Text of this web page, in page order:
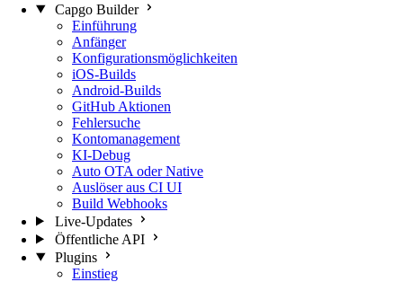
Capgo Builder
Einführung
Anfänger
Konfigurationsmöglichkeiten
iOS-Builds
Android-Builds
GitHub Aktionen
Fehlersuche
Kontomanagement
KI-Debug
Auto OTA oder Native
Auslöser aus CI UI
Build Webhooks
Live-Updates
Öffentliche API
Plugins
Einstieg